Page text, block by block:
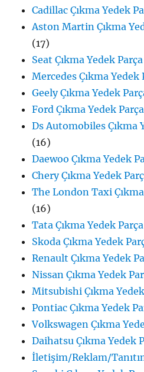
Cadillac Çıkma Yedek
Aston Martin Çıkma
(17)
Seat Çıkma Yedek
Mercedes Çıkma Yedek
Geely Çıkma Yedek
Ford Çıkma Yedek
Ds Automobiles Çıkma
(16)
Daewoo Çıkma Yedek
Chery Çıkma Yedek
The London Taxi
(16)
Tata Çıkma Yedek
Skoda Çıkma Yedek
Renault Çıkma Yedek
Nissan Çıkma Yedek
Mitsubishi Çıkma
Pontiac Çıkma Yedek
Volkswagen Çıkma
Daihatsu Çıkma Yedek
İletişim/Reklam/